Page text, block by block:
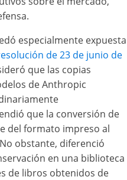
especialmente expuesta
de 23 de junio de
que las copias
de Anthropic
que la conversión de
del formato impreso al
obstante, diferenció
en una biblioteca
de libros obtenidos de